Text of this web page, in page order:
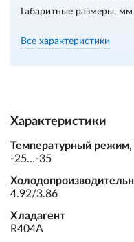
Габаритные размеры, мм
Все характеристики
Характеристики
Температурный режим,
-25…-35
4.92/3.86
Хладагент
R404A